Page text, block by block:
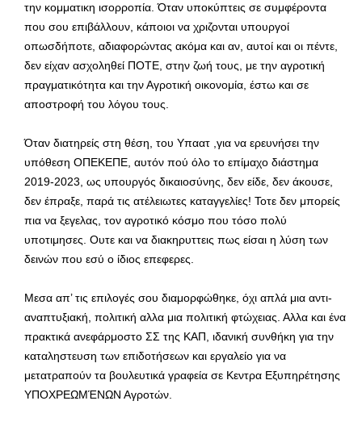
την κομματικη ισορροπία. Όταν υποκύπτεις σε συμφέροντα
που σου επιβάλλουν, κάποιοι να χριζονται υπουργοί
οπωσδήποτε, αδιαφορώντας ακόμα και αν, αυτοί και οι πέντε,
δεν είχαν ασχοληθεί ΠΟΤΕ, στην ζωή τους, με την αγροτική
πραγματικότητα και την Αγροτική οικονομία, έστω και σε
αποστροφή του λόγου τους.
Όταν διατηρείς στη θέση, του Υπαατ ,για να ερευνήσει την
υπόθεση ΟΠΕΚΕΠΕ, αυτόν πού όλο το επίμαχο διάστημα
2019-2023, ως υπουργός δικαιοσύνης, δεν είδε, δεν άκουσε,
δεν έπραξε, παρά τις ατέλειωτες καταγγελίες! Τοτε δεν μπορείς
πια να ξεγελας, τον αγροτικό κόσμο που τόσο πολύ
υποτιμησες. Ουτε και να διακηρυττεις πως είσαι η λύση των
δεινών που εσύ ο ίδιος επεφερες.
Μεσα απ’ τις επιλογές σου διαμορφώθηκε, όχι απλά μια αντι-
αναπτυξιακή, πολιτική αλλα μια πολιτική φτώχειας. Αλλα και ένα
πρακτικά ανεφάρμοστο ΣΣ της ΚΑΠ, ιδανική συνθήκη για την
καταληστευση των επιδοτήσεων και εργαλείο για να
μετατραπούν τα βουλευτικά γραφεία σε Κεντρα Εξυπηρέτησης
ΥΠΟΧΡΕΩΜΈΝΩΝ Αγροτών.